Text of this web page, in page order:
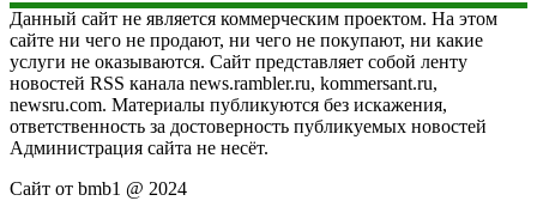
Данный сайт не является коммерческим проектом. На этом
сайте ни чего не продают, ни чего не покупают, ни какие
услуги не оказываются. Сайт представляет собой ленту
новостей RSS канала news.rambler.ru, kommersant.ru,
newsru.com. Материалы публикуются без искажения,
ответственность за достоверность публикуемых новостей
Администрация сайта не несёт.
Сайт от bmb1 @ 2024